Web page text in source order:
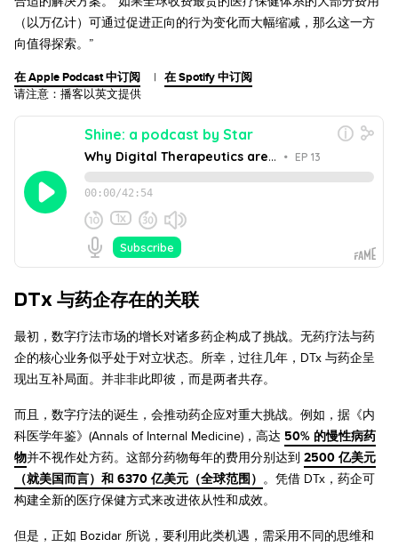
（以万亿计）可通过促进正向的行为变化而大幅缩减，那么这一方
向值得探索。”
在 Apple Podcast 中订阅 | 在 Spotify 中订阅
请注意：播客以英文提供
DTx 与药企存在的关联
最初，数字疗法市场的增长对诸多药企构成了挑战。无药疗法与药
企的核心业务似乎处于对立状态。所幸，过往几年，DTx 与药企呈
现出互补局面。并非非此即彼，而是两者共存。
而且，数字疗法的诞生，会推动药企应对重大挑战。例如，据《内
科医学年鉴》(Annals of Internal Medicine)，高达 50% 的慢性病药
物并不视作处方药。这部分药物每年的费用分别达到 2500 亿美元
（就美国而言）和 6370 亿美元（全球范围） 。凭借 DTx，药企可
构建全新的医疗保健方式来改进依从性和成效。
但是，正如 Bozidar 所说，要利用此类机遇，需采用不同的思维和